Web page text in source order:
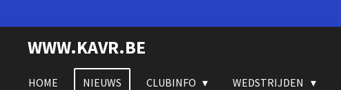
direct
hoofdinhoud
WWW.KAVR.BE
HOME NIEUWS CLUBINFO WEDSTRIJDEN